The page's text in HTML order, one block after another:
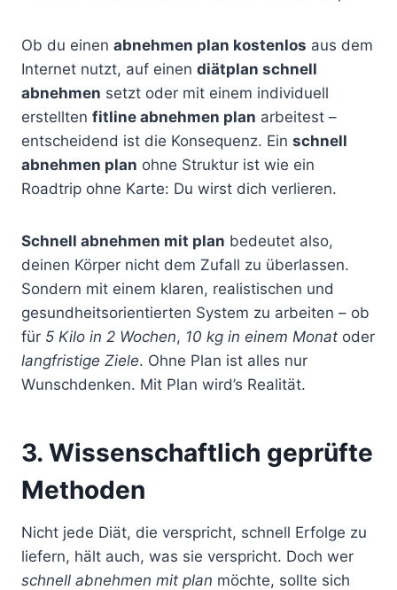
Ob du einen abnehmen plan kostenlos aus dem
Internet nutzt, auf einen diätplan schnell
abnehmen setzt oder mit einem individuell
erstellten fitline abnehmen plan arbeitest –
entscheidend ist die Konsequenz. Ein schnell
abnehmen plan ohne Struktur ist wie ein
Roadtrip ohne Karte: Du wirst dich verlieren.
Schnell abnehmen mit plan bedeutet also,
deinen Körper nicht dem Zufall zu überlassen.
Sondern mit einem klaren, realistischen und
gesundheitsorientierten System zu arbeiten – ob
für 5 Kilo in 2 Wochen, 10 kg in einem Monat oder
langfristige Ziele. Ohne Plan ist alles nur
Wunschdenken. Mit Plan wird’s Realität.
3. Wissenschaftlich geprüfte
Methoden
Nicht jede Diät, die verspricht, schnell Erfolge zu
liefern, hält auch, was sie verspricht. Doch wer
schnell abnehmen mit plan möchte, sollte sich